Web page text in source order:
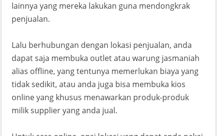
lainnya yang mereka lakukan guna mendongkrak
penjualan.
Lalu berhubungan dengan lokasi penjualan, anda
dapat saja membuka outlet atau warung jasmaniah
alias offline, yang tentunya memerlukan biaya yang
tidak sedikit, atau anda juga bisa membuka kios
online yang khusus menawarkan produk-produk
milik supplier yang anda jual.